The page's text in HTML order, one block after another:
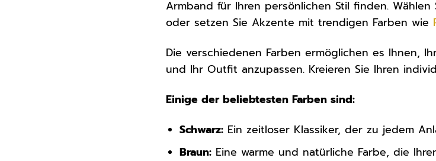
Armband für Ihren persönlichen Stil finden.
oder setzen Sie Akzente mit trendigen Farben wie
Die verschiedenen Farben ermöglichen es Ihnen,
und Ihr Outfit anzupassen. Kreieren Sie Ihren
Einige der beliebtesten Farben sind:
Schwarz: Ein zeitloser Klassiker, der zu jedem
Braun: Eine warme und natürliche Farbe, die